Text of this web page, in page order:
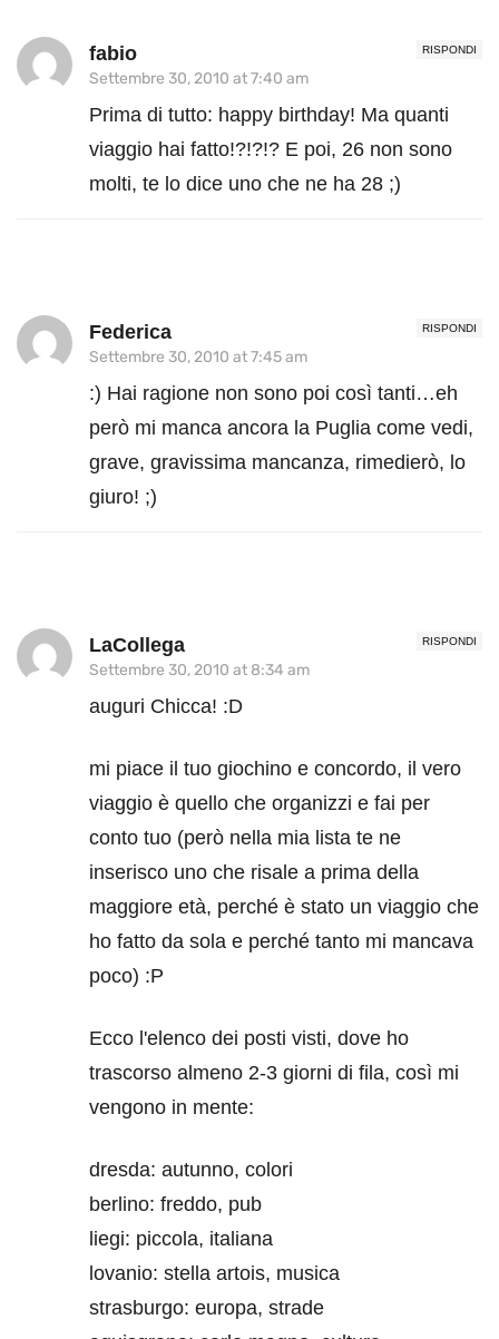
RISPONDI
fabio
Settembre 30, 2010 at 7:40 am
Prima di tutto: happy birthday! Ma quanti
viaggio hai fatto!?!?!? E poi, 26 non sono
molti, te lo dice uno che ne ha 28 ;)
RISPONDI
Federica
Settembre 30, 2010 at 7:45 am
:) Hai ragione non sono poi così tanti…eh
però mi manca ancora la Puglia come vedi,
grave, gravissima mancanza, rimedierò, lo
giuro! ;)
RISPONDI
LaCollega
Settembre 30, 2010 at 8:34 am
auguri Chicca! :D
mi piace il tuo giochino e concordo, il vero
viaggio è quello che organizzi e fai per
conto tuo (però nella mia lista te ne
inserisco uno che risale a prima della
maggiore età, perché è stato un viaggio che
ho fatto da sola e perché tanto mi mancava
poco) :P
Ecco l'elenco dei posti visti, dove ho
trascorso almeno 2-3 giorni di fila, così mi
vengono in mente:
dresda: autunno, colori
berlino: freddo, pub
liegi: piccola, italiana
lovanio: stella artois, musica
strasburgo: europa, strade